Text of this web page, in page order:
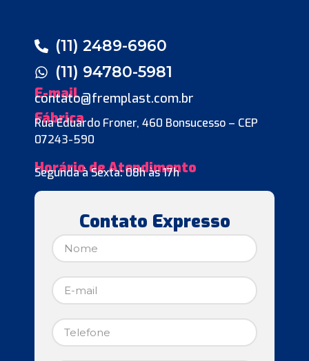
(11) 2489-6960
(11) 94780-5981
E-mail
contato@fremplast.com.br
Fábrica
Rua Eduardo Froner, 460 Bonsucesso – CEP
07243-590
Horário de Atendimento
Segunda à Sexta: 08h às 17h
Contato Expresso